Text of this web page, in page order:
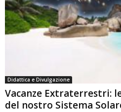
Didattica e Divulgazione
Vacanze Extraterrestri:
del nostro Sistema